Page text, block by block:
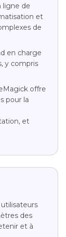
ligne de
et
de
en charge
y compris
offre
pour la
et
des
et à